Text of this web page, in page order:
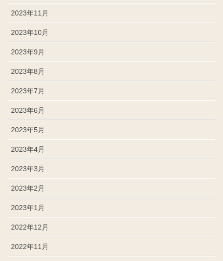
2023年11月
2023年10月
2023年9月
2023年8月
2023年7月
2023年6月
2023年5月
2023年4月
2023年3月
2023年2月
2023年1月
2022年12月
2022年11月